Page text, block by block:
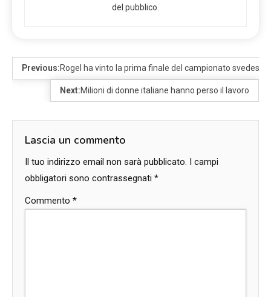
del pubblico.
Previous:
Next:Milioni di donne italiane hanno perso il lavoro
Lascia un commento
Il tuo indirizzo email non sarà pubblicato. I campi
obbligatori sono contrassegnati *
Commento *